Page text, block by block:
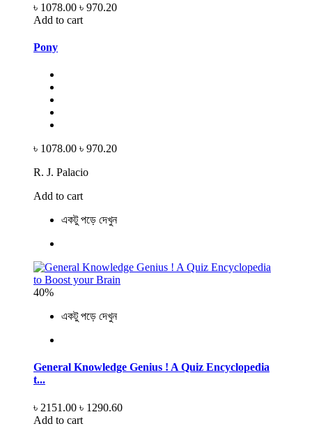
৳ 1078.00 ৳ 970.20
Add to cart
Pony
৳ 1078.00 ৳ 970.20
R. J. Palacio
Add to cart
একটু পড়ে দেখুন
40%
একটু পড়ে দেখুন
General Knowledge Genius ! A Quiz Encyclopedia
t...
৳ 2151.00 ৳ 1290.60
Add to cart